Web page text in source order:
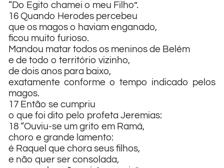
“Do Egito chamei o meu Filho”.
16 Quando Herodes percebeu
que os magos o haviam enganado,
ficou muito furioso.
Mandou matar todos os meninos de Belém
e de todo o território vizinho,
de dois anos para baixo,
exatamente conforme o tempo indicado pelos
magos.
17 Então se cumpriu
o que foi dito pelo profeta Jeremias:
18 “Ouviu-se um grito em Ramá,
choro e grande lamento:
é Raquel que chora seus filhos,
e não quer ser consolada,